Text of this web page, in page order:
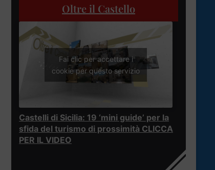
Oltre il Castello
Fai clic per accettare i
cookie per questo servizio
Castelli di Sicilia: 19 ‘mini guide’ per la
sfida del turismo di prossimità CLICCA
PER IL VIDEO